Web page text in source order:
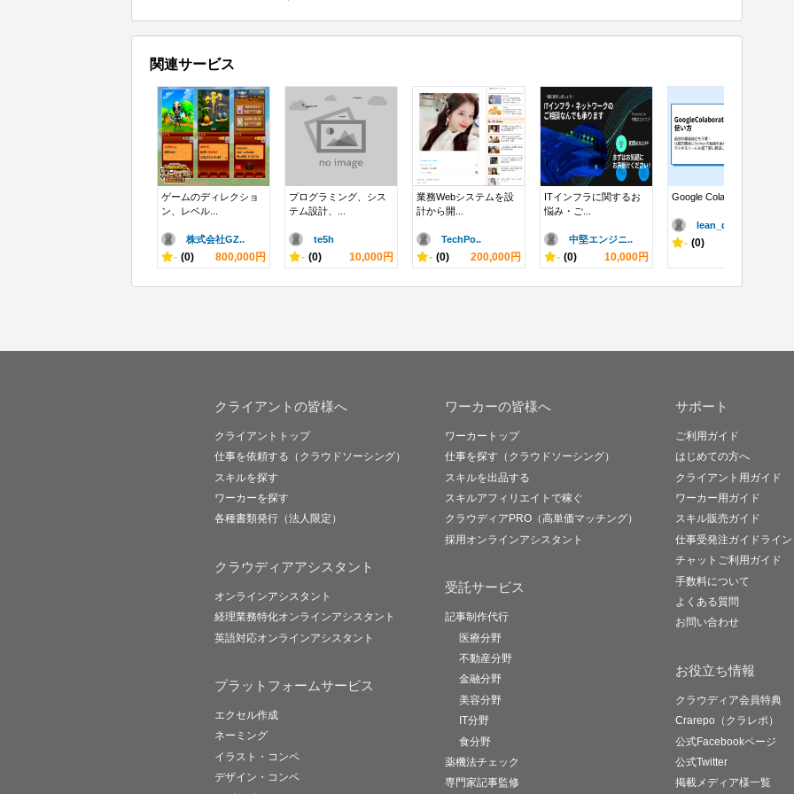
関連サービス
ゲームのディレクショ
ン、レベル...
株式会社GZ..
- (0) 800,000円
プログラミング、シス
テム設計、...
te5h
- (0) 10,000円
業務Webシステムを設
計から開...
TechPo..
- (0) 200,000円
ITインフラに関するお
悩み・ご...
中堅エンジニ..
- (0) 10,000円
Google Colabora...
lean_d..
- (0)
クライアントの皆様へ
クライアントトップ
仕事を依頼する（クラウドソーシング）
スキルを探す
ワーカーを探す
各種書類発行（法人限定）
クラウディアアシスタント
オンラインアシスタント
経理業務特化オンラインアシスタント
英語対応オンラインアシスタント
プラットフォームサービス
エクセル作成
ネーミング
イラスト・コンペ
デザイン・コンペ
ワーカーの皆様へ
ワーカートップ
仕事を探す（クラウドソーシング）
スキルを出品する
スキルアフィリエイトで稼ぐ
クラウディアPRO（高単価マッチング）
採用オンラインアシスタント
受託サービス
記事制作代行
医療分野
不動産分野
金融分野
美容分野
IT分野
食分野
薬機法チェック
専門家記事監修
サポート
ご利用ガイド
はじめての方へ
クライアント用ガイド
ワーカー用ガイド
スキル販売ガイド
仕事受発注ガイドライン
チャットご利用ガイド
手数料について
よくある質問
お問い合わせ
お役立ち情報
クラウディア会員特典
Crarepo（クラレポ）
公式Facebookページ
公式Twitter
掲載メディア様一覧